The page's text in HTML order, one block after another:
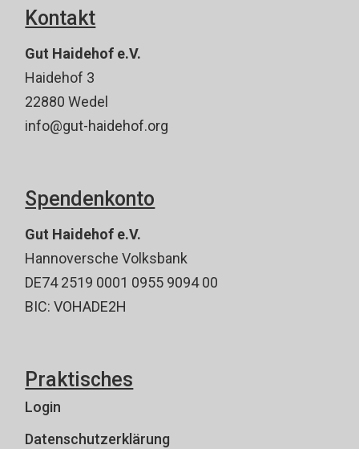
Kontakt
Gut Haidehof e.V.
Haidehof 3
22880 Wedel
info@gut-haidehof.org
Spendenkonto
Gut Haidehof e.V.
Hannoversche Volksbank
DE74 2519 0001 0955 9094 00
BIC: VOHADE2H
Praktisches
Login
Datenschutzerklärung